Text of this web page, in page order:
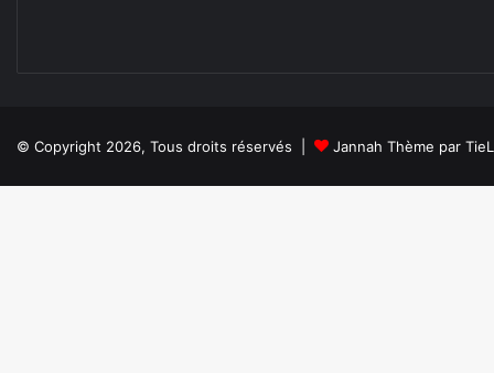
© Copyright 2026, Tous droits réservés | Jannah Thème par